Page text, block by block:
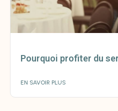
Pourquoi profiter du
EN SAVOIR PLUS